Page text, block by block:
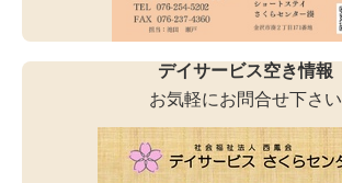
デイサービス空き情報
お気軽にお問合せ下さい